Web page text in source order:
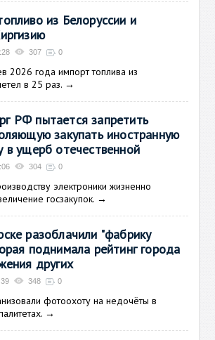
из Белоруссии и
307 0
2026 года импорт топлива из
в 25 раз. →
РФ пытается запретить
закупать иностранную
в ущерб отечественной
304 0
электроники жизненно
госзакупок. →
разоблачили "фабрику
поднимала рейтинг города
других
348 0
фотоохоту на недочёты в
→